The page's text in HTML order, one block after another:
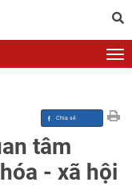
tâm
- xã hội